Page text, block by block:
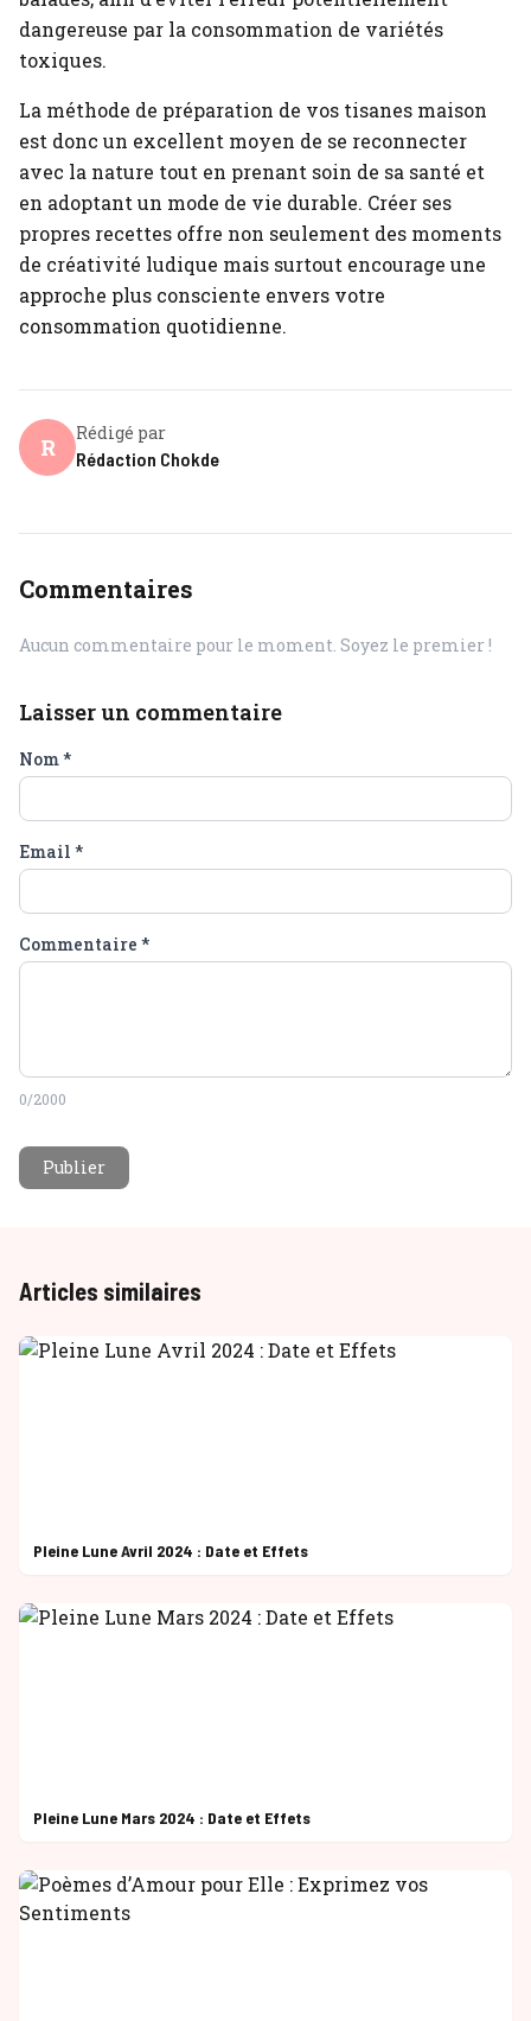
dangereuse par la consommation de variétés
toxiques.
La méthode de préparation de vos tisanes maison
est donc un excellent moyen de se reconnecter
avec la nature tout en prenant soin de sa santé et
en adoptant un mode de vie durable. Créer ses
propres recettes offre non seulement des moments
de créativité ludique mais surtout encourage une
approche plus consciente envers votre
consommation quotidienne.
R
Rédigé par
Rédaction Chokde
Commentaires
Aucun commentaire pour le moment. Soyez le premier !
Laisser un commentaire
Nom*
Email *
Commentaire *
0/2000
Publier
Articles similaires
Pleine Lune Avril 2024 : Date et Effets
Pleine Lune Mars 2024 : Date et Effets